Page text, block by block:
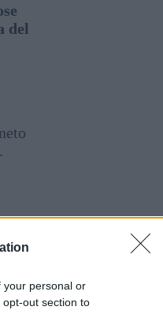
your personal or
out section to
del
Per